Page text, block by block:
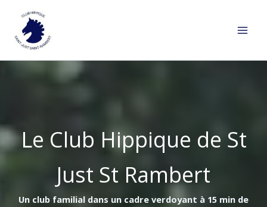
contenu
Le Club Hippique de St
Just St Rambert
Un club familial dans un cadre verdoyant à 15 min de